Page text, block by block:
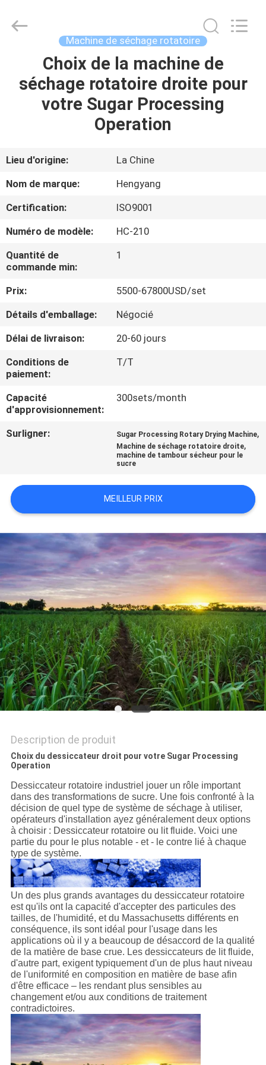
MAISON
PRODUITS
SUJET
DE
NOUS
VISITE
D'USINE
CONTRÔLE
DE
QUALITÉ
CONTACTEZ-
NOUS
NOUVELLES
PLAN
DU
SITE
POLITIQUE
DE
CONFIDENTIALITÉ
Zhengzhou
Hengyang
Machine de séchage rotatoire
Choix de la machine de
séchage rotatoire droite pour
votre Sugar Processing
Operation
Lieu d'origine:
La Chine
Nom de marque:
Hengyang
Certification:
ISO9001
Numéro de modèle:
HC-210
Quantité de
commande min:
1
Prix:
5500-67800USD/set
Détails d'emballage:
Négocié
Délai de livraison:
20-60 jours
Conditions de
paiement:
T/T
Capacité
d'approvisionnement:
300sets/month
Surligner: Sugar Processing Rotary Drying Machine,
Machine de séchage rotatoire droite,
machine de tambour sécheur pour le
sucre
MEILLEUR PRIX
Description de produit
Choix du dessiccateur droit pour votre Sugar Processing
Operation
Dessiccateur rotatoire industriel jouer un rôle important
dans des transformations de sucre. Une fois confronté à la
décision de quel type de système de séchage à utiliser,
opérateurs d'installation ayez généralement deux options
à choisir : Dessiccateur rotatoire ou lit fluide. Voici une
partie du pour le plus notable - et - le contre lié à chaque
type de système.
Un des plus grands avantages du dessiccateur rotatoire
est qu'ils ont la capacité d'accepter des particules des
tailles, de l'humidité, et du Massachusetts différents en
conséquence, ils sont idéal pour l'usage dans les
applications où il y a beaucoup de désaccord de la qualité
de la matière de base crue. Les dessiccateurs de lit fluide,
d'autre part, exigent typiquement d'un de plus haut niveau
de l'uniformité en composition en matière de base afin
d'être efficace – les rendant plus sensibles au
changement et/ou aux conditions de traitement
contradictoires.